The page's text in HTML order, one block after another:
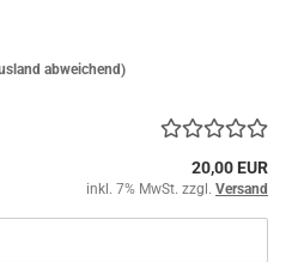
abweichend)
20,00 EUR
inkl. 7% MwSt. zzgl. Versand